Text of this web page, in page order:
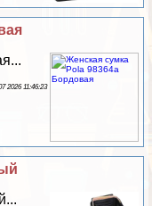
2026 11:46:23